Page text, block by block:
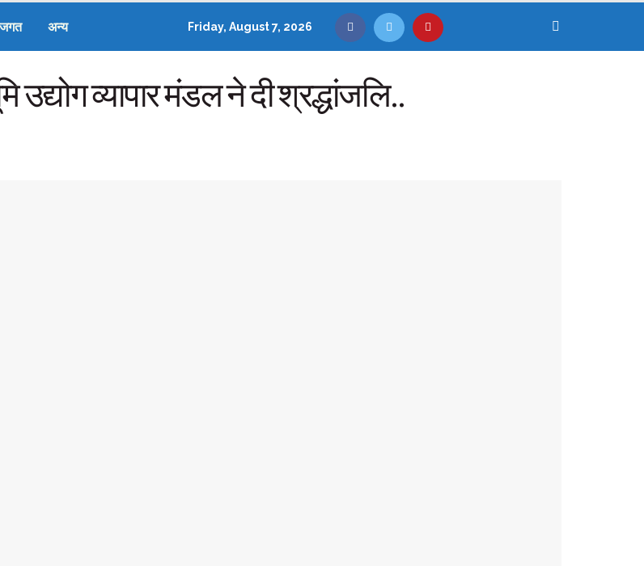
अन्य Friday, August 7, 2026
व्यापार मंडल ने दी श्रद्धांजलि..